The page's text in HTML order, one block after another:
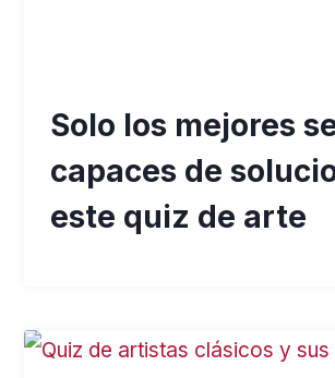
Solo los mejores
capaces de
este quiz de arte